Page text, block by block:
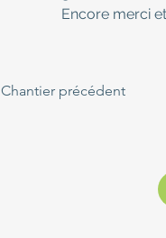
Encore merci
Chantier précédent